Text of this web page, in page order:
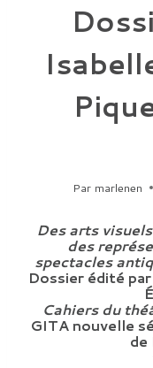
Par marlenen
Des arts
des
spectacles
Dossier édité
Cahiers du
GITA nouvelle
de